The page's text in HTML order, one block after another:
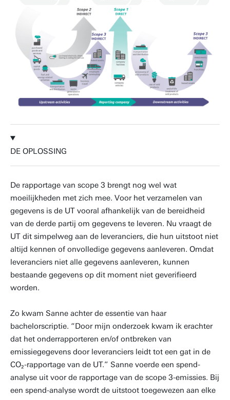
DE OPLOSSING
De rapportage van scope 3 brengt nog wel wat
moeilijkheden met zich mee. Voor het verzamelen van
gegevens is de UT vooral afhankelijk van de bereidheid
van de derde partij om gegevens te leveren. Nu vraagt de
UT dit simpelweg aan de leveranciers, die hun uitstoot niet
altijd kennen of onvolledige gegevens aanleveren. Omdat
leveranciers niet alle gegevens aanleveren, kunnen
bestaande gegevens op dit moment niet geverifieerd
worden.
Zo kwam Sanne achter de essentie van haar
bachelorscriptie. “Door mijn onderzoek kwam ik erachter
dat het onderrapporteren en/of ontbreken van
emissiegegevens door leveranciers leidt tot een gat in de
CO₂-rapportage van de UT.” Sanne voerde een spend-
analyse uit voor de rapportage van de scope 3-emissies. Bij
een spend-analyse wordt de uitstoot toegewezen aan elke